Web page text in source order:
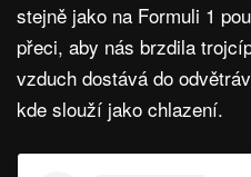
stejně jako na Formuli 1
přeci, aby nás brzdila
vzduch dostává do
kde slouží jako chlazení.